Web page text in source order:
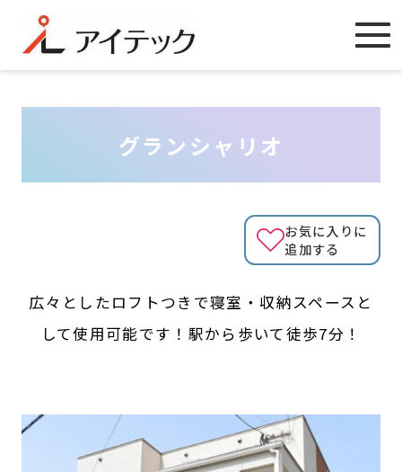
グランシャリオ
お気に入りに
追加する
広々としたロフトつきで寝室・収納スペースと
して使用可能です！駅から歩いて徒歩7分！